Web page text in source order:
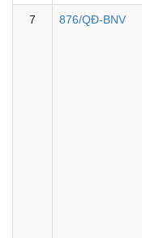
7 876/QĐ-BNV